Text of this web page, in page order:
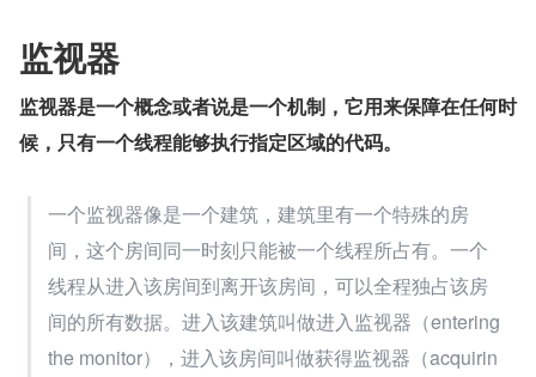
监视器
监视器是一个概念或者说是一个机制，它用来保障在任何时
候，只有一个线程能够执行指定区域的代码。
一个监视器像是一个建筑，建筑里有一个特殊的房
间，这个房间同一时刻只能被一个线程所占有。一个
线程从进入该房间到离开该房间，可以全程独占该房
间的所有数据。进入该建筑叫做进入监视器（entering
the monitor），进入该房间叫做获得监视器（acquirin